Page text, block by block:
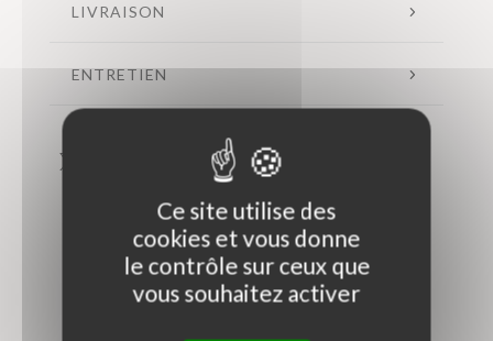
LIVRAISON
ENTRETIEN
Ce site utilise des
cookies et vous donne
le contrôle sur ceux que
vous souhaitez activer